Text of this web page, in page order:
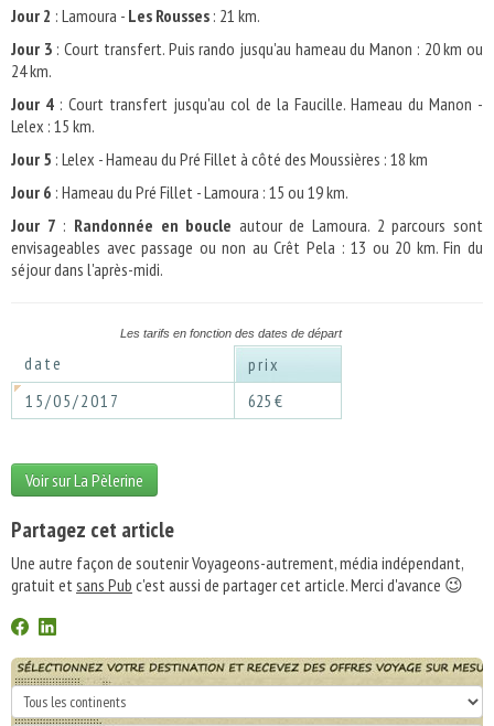
Jour 2 : Lamoura - Les Rousses : 21 km.
Jour 3 : Court transfert. Puis rando jusqu'au hameau du Manon : 20 km ou
24 km.
Jour 4 : Court transfert jusqu'au col de la Faucille. Hameau du Manon -
Lelex : 15 km.
Jour 5 : Lelex - Hameau du Pré Fillet à côté des Moussières : 18 km
Jour 6 : Hameau du Pré Fillet - Lamoura : 15 ou 19 km.
Jour 7 : Randonnée en boucle autour de Lamoura. 2 parcours sont
envisageables avec passage ou non au Crêt Pela : 13 ou 20 km. Fin du
séjour dans l'après-midi.
Les tarifs en fonction des dates de départ
date
prix
15/05/2017
625 €
Voir sur La Pèlerine
Partagez cet article
Une autre façon de soutenir Voyageons-autrement, média indépendant,
gratuit etsans Pub c'est aussi de partager cet article. Merci d'avance 😉